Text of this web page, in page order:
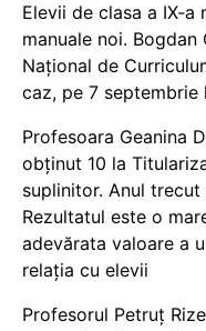
Elevii de clasa a IX-a
manuale noi.
Național de
caz, pe 7
Profesoara Geanina
obținut 10 la
suplinitor. Anul
Rezultatul este o
adevărata valoare a
relația cu elevii
Profesorul Petruț